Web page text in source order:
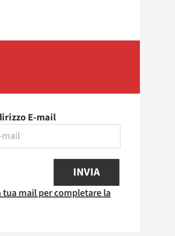
E-mail
INVIA
mail per completare la